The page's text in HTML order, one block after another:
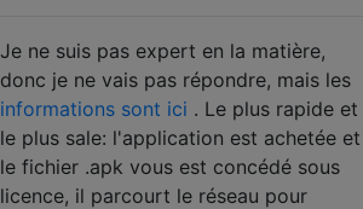
Je ne suis pas expert en la matière,
donc je ne vais pas répondre, mais les
informations sont ici . Le plus rapide et
le plus sale: l'application est achetée et
le fichier .apk vous est concédé sous
licence, il parcourt le réseau pour